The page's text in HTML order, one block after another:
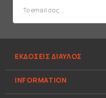
ΕΚΔΟΣΕΙΣ ΔΙΑΥΛΟΣ
INFORMATION